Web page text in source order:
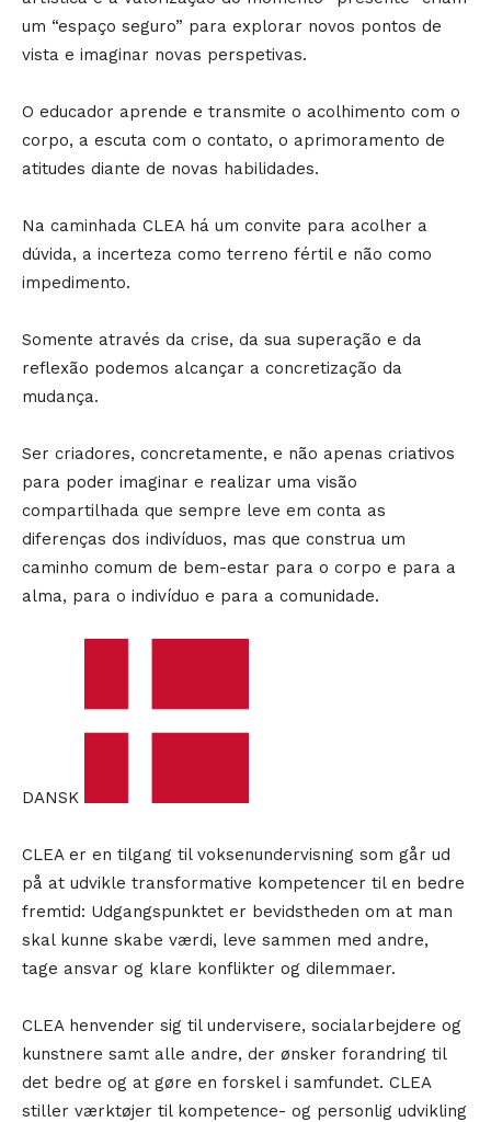
um “espaço seguro” para explorar novos pontos de
vista e imaginar novas perspetivas.
O educador aprende e transmite o acolhimento com o
corpo, a escuta com o contato, o aprimoramento de
atitudes diante de novas habilidades.
Na caminhada CLEA há um convite para acolher a
dúvida, a incerteza como terreno fértil e não como
impedimento.
Somente através da crise, da sua superação e da
reflexão podemos alcançar a concretização da
mudança.
Ser criadores, concretamente, e não apenas criativos
para poder imaginar e realizar uma visão
compartilhada que sempre leve em conta as
diferenças dos indivíduos, mas que construa um
caminho comum de bem-estar para o corpo e para a
alma, para o indivíduo e para a comunidade.
DANSK
CLEA er en tilgang til voksenundervisning som går ud
på at udvikle transformative kompetencer til en bedre
fremtid: Udgangspunktet er bevidstheden om at man
skal kunne skabe værdi, leve sammen med andre,
tage ansvar og klare konflikter og dilemmaer.
CLEA henvender sig til undervisere, socialarbejdere og
kunstnere samt alle andre, der ønsker forandring til
det bedre og at gøre en forskel i samfundet. CLEA
stiller værktøjer til kompetence- og personlig udvikling